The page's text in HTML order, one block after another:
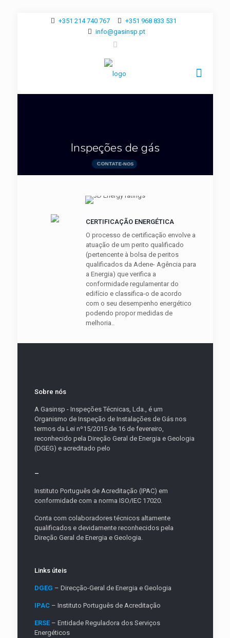
+351 214 740 767
+351 968 833 531
info@gasinsp.pt
Inspeções de gás
CONTATE-NOS
CERTIFICAÇÃO ENERGÉTICA
O processo de certificação envolve a
atuação de um perito qualificado
(pertencente à bolsa de peritos
qualificados da Adene- Agência para
a Energia) que verifica a
conformidade regulamentar do
edifício e classifica-o de acordo
com o seu desempenho energético
podendo propor medidas de
melhoria..
Sobre nós
A Gasinsp - Inspeções Técnicas, Lda., é um
Organismo de Inspeção de Instalações de Gás nos
termos da Lei nº15/2015 de 16 de fevereiro,
reconhecido pela Direção Geral de Energia e Geologia
(DGEG) e acreditado pelo
–
Instituto Português de Acreditação (IPAC) em
conformidade com a norma ISO/IEC 17020.
Conta com colaboradores técnicos altamente
qualificados e devidamente reconhecidos pela
Direção Geral de Energia e Geologia.
Links úteis
DGEG – Direcção-Geral de Energia e Geologia
IPAC– Instituto Português de Acreditação
ERSE– Entidade Reguladora dos Serviços
Energéticos